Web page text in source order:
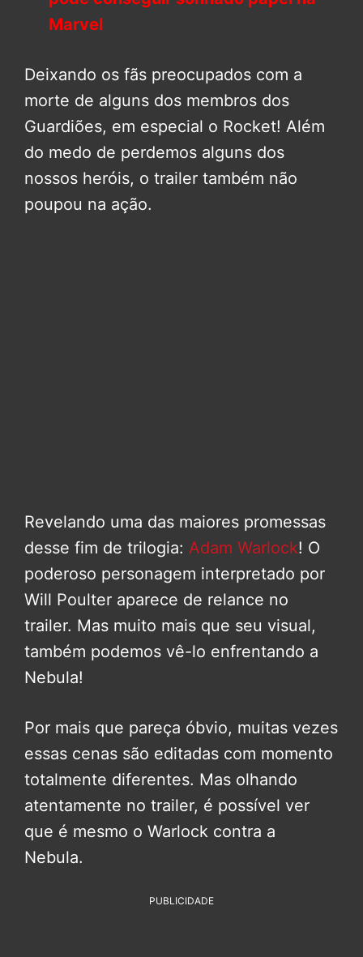
Marvel
Deixando os fãs preocupados com a
morte de alguns dos membros dos
Guardiões, em especial o Rocket! Além
do medo de perdemos alguns dos
nossos heróis, o trailer também não
poupou na ação.
Revelando uma das maiores promessas
desse fim de trilogia: Adam Warlock! O
poderoso personagem interpretado por
Will Poulter aparece de relance no
trailer. Mas muito mais que seu visual,
também podemos vê-lo enfrentando a
Nebula!
Por mais que pareça óbvio, muitas vezes
essas cenas são editadas com momento
totalmente diferentes. Mas olhando
atentamente no trailer, é possível ver
que é mesmo o Warlock contra a
Nebula.
PUBLICIDADE